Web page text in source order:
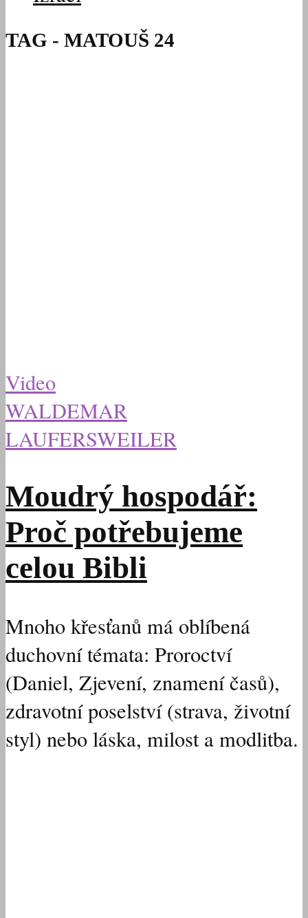
TAG - MATOUŠ 24
Video
WALDEMAR
LAUFERSWEILER
Moudrý hospodář:
Proč potřebujeme
celou Bibli
Mnoho křesťanů má oblíbená
duchovní témata: Proroctví
(Daniel, Zjevení, znamení časů),
zdravotní poselství (strava, životní
styl) nebo láska, milost a modlitba.